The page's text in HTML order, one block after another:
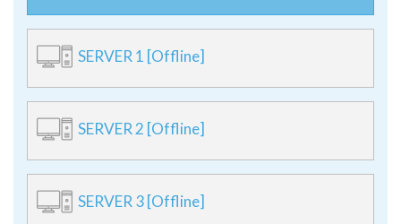
SERVER 1 [Offline]
SERVER 2 [Offline]
SERVER 3 [Offline]